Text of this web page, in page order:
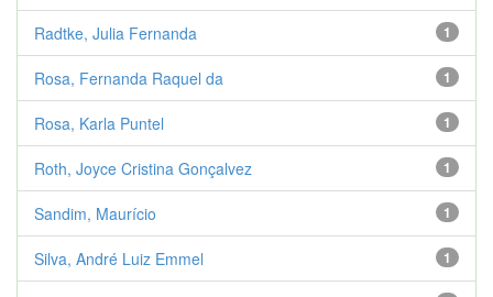
1
Radtke, Julia Fernanda
1
Rosa, Fernanda Raquel da
1
Rosa, Karla Puntel
1
Roth, Joyce Cristina Gonçalvez
1
Sandim, Maurício
1
Silva, André Luiz Emmel